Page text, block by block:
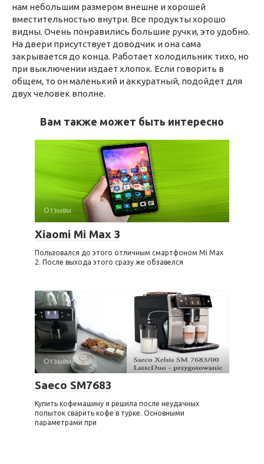
нам небольшим размером внешне и хорошей
вместительностью внутри. Все продукты хорошо
видны. Очень понравились большие ручки, это удобно.
На двери присутствует доводчик и она сама
закрывается до конца. Работает холодильник тихо, но
при выключении издает хлопок. Если говорить в
общем, то он маленький и аккуратный, подойдет для
двух человек вполне.
Вам также может быть интересно
Отзывы
Xiaomi Mi Max 3
Пользовался до этого отличным смартфоном Mi Max
2. После выхода этого сразу же обзавелся
Отзывы
Saeco SM7683
Купить кофемашину я решила после неудачных
попыток сварить кофе в турке. Основными
параметрами при